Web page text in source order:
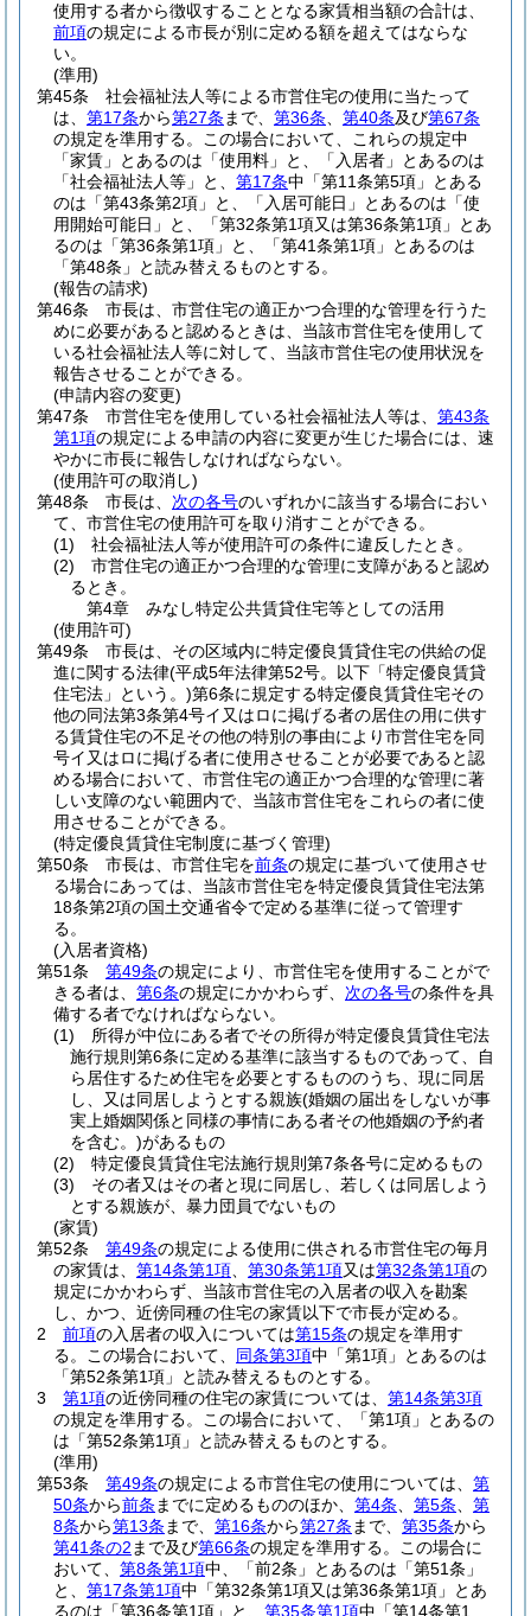
使用する者から徴収することとなる家賃相当額の合計は、
前項の規定による市長が別に定める額を超えてはならな
い。
(準用)
第45条
社会福祉法人等による市営住宅の使用に当たって
は、 第17条から第27条 まで、 第36条 第40条及び第67条
の規定を準用する。
この場合において、これらの規定中
「家賃」とあるのは「使用料」と、「入居者」とあるのは
「社会福祉法人等」と、 第17条中「第11条第5項」とある
のは「第43条第2項」と、「入居可能日」とあるのは「使
用開始可能日」と、「第32条第1項又は第36条第1項」とあ
るのは「第36条第1項」と、「第41条第1項」とあるのは
「第48条」と読み替えるものとする。
(報告の請求)
第46条
市長は、市営住宅の適正かつ合理的な管理を行うた
めに必要があると認めるときは、当該市営住宅を使用して
いる社会福祉法人等に対して、当該市営住宅の使用状況を
報告させることができる。
(申請内容の変更)
第47条
市営住宅を使用している社会福祉法人等は、 第43条
第1項の規定による申請の内容に変更が生じた場合には、速
やかに市長に報告しなければならない。
(使用許可の取消し)
第48条
市長は、 次の各号のいずれかに該当する場合におい
て、市営住宅の使用許可を取り消すことができる。
(1)
社会福祉法人等が使用許可の条件に違反したとき。
(2)
市営住宅の適正かつ合理的な管理に支障があると認め
るとき。
第4章
みなし特定公共賃貸住宅等としての活用
(使用許可)
第49条
市長は、その区域内に特定優良賃貸住宅の供給の促
進に関する法律(平成5年法律第52号。以下「特定優良賃貸
住宅法」という。)第6条に規定する特定優良賃貸住宅その
他の同法第3条第4号イ又はロに掲げる者の居住の用に供す
る賃貸住宅の不足その他の特別の事由により市営住宅を同
号イ又はロに掲げる者に使用させることが必要であると認
める場合において、市営住宅の適正かつ合理的な管理に著
しい支障のない範囲内で、当該市営住宅をこれらの者に使
用させることができる。
(特定優良賃貸住宅制度に基づく管理)
第50条
市長は、市営住宅を前条の規定に基づいて使用させ
る場合にあっては、当該市営住宅を特定優良賃貸住宅法第
18条第2項の国土交通省令で定める基準に従って管理す
る。
(入居者資格)
第51条
第49条の規定により、市営住宅を使用することがで
きる者は、 第6条の規定にかかわらず、 次の各号の条件を具
備する者でなければならない。
(1)
所得が中位にある者でその所得が特定優良賃貸住宅法
施行規則第6条に定める基準に該当するものであって、自
ら居住するため住宅を必要とするもののうち、現に同居
し、又は同居しようとする親族(婚姻の届出をしないが事
実上婚姻関係と同様の事情にある者その他婚姻の予約者
を含む。)があるもの
(2)
特定優良賃貸住宅法施行規則第7条各号に定めるもの
(3)
その者又はその者と現に同居し、若しくは同居しよう
とする親族が、暴力団員でないもの
(家賃)
第52条
第49条の規定による使用に供される市営住宅の毎月
の家賃は、 第14条第1項 第30条第1項又は第32条第1項の
規定にかかわらず、当該市営住宅の入居者の収入を勘案
し、かつ、近傍同種の住宅の家賃以下で市長が定める。
2
前項の入居者の収入については第15条の規定を準用す
る。
この場合において、 同条第3項中「第1項」とあるのは
「第52条第1項」と読み替えるものとする。
3
第1項の近傍同種の住宅の家賃については、 第14条第3項
の規定を準用する。
この場合において、「第1項」とあるの
は「第52条第1項」と読み替えるものとする。
(準用)
第53条
第49条の規定による市営住宅の使用については、 第
50条から前条 までに定めるもののほか、 第4条 第5条
第
8条から第13条 まで、 第16条から第27条 まで、 第35条から
第41条の2 まで及び第66条の規定を準用する。
この場合に
おいて、 第8条第1項中、「前2条」とあるのは「第51条」
と、 第17条第1項中「第32条第1項又は第36条第1項」とあ
るのは「第36条第1項」と、 第35条第1項中「第14条第1